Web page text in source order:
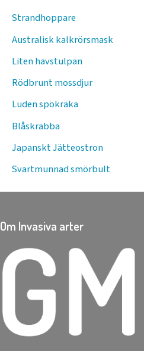
Strandhoppare
Australisk kalkrörsmask
Liten havstulpan
Rödbrunt mossdjur
Luden spökräka
Blåskrabba
Japanskt Jätteostron
Svartmunnad smörbult
Om Invasiva arter